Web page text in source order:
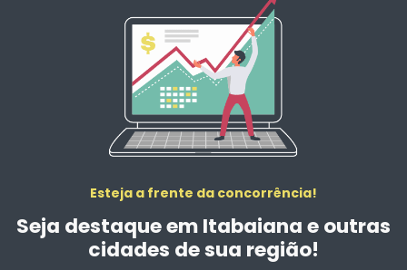
Esteja a frente da concorrência!
Seja destaque em Itabaiana e outras
cidades de sua região!